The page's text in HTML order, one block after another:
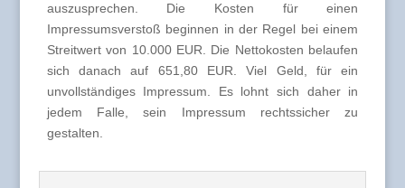
auszusprechen. Die Kosten für einen
Impressumsverstoß beginnen in der Regel bei einem
Streitwert von 10.000 EUR. Die Nettokosten belaufen
sich danach auf 651,80 EUR. Viel Geld, für ein
unvollständiges Impressum. Es lohnt sich daher in
jedem Falle, sein Impressum rechtssicher zu
gestalten.